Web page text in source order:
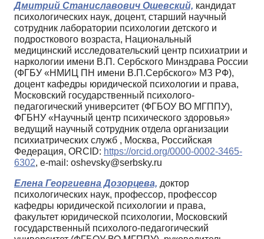
Дмитрий Станиславович Ошевский, кандидат
психологических наук, доцент, старший научный
сотрудник лаборатории психологии детского и
подросткового возраста, Национальный
медицинский исследовательский центр психиатрии и
наркологии имени В.П. Сербского Минздрава России
(ФГБУ «НМИЦ ПН имени В.П.Сербского» МЗ РФ),
доцент кафедры юридической психологии и права,
Московский государственный психолого-
педагогический университет (ФГБОУ ВО МГППУ),
ФГБНУ «Научный центр психического здоровья»
ведущий научный сотрудник отдела организации
психиатрических служб , Москва, Российская
Федерация, ORCID: https://orcid.org/0000-0002-3465-
6302, e-mail: oshevsky@serbsky.ru
Елена Георгиевна Дозорцева, доктор
психологических наук, профессор, профессор
кафедры юридической психологии и права,
факультет юридической психологии, Московский
государственный психолого-педагогический